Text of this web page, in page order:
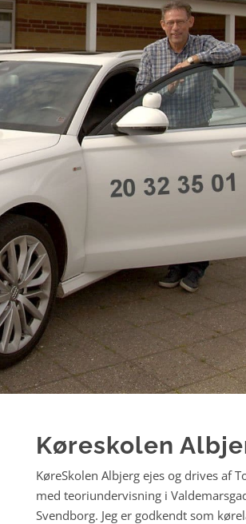
Køreskolen
KøreSkolen Albjerg ejes og drives af
med teoriundervisning i
Svendborg. Jeg er godkendt som